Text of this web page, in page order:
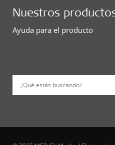
Nuestros
Ayuda para el producto
¿Qué estás buscando?